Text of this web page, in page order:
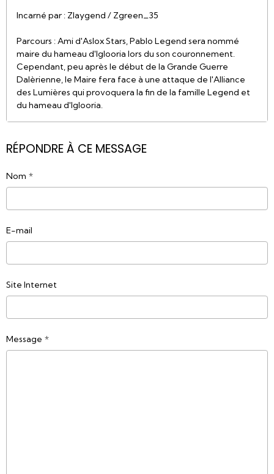
Incarné par : Zlaygend / Zgreen_35
Parcours : Ami d'Aslox Stars, Pablo Legend sera nommé
maire du hameau d'Iglooria lors du son couronnement.
Cependant, peu après le début de la Grande Guerre
Dalèrienne, le Maire fera face à une attaque de l'Alliance
des Lumières qui provoquera la fin de la famille Legend et
du hameau d'Iglooria.
RÉPONDRE À CE MESSAGE
Nom
E-mail
Site Internet
Message